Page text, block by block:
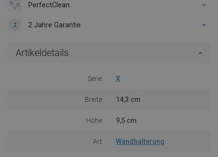
PerfectClean
2 Jahre Garantie
Artikeldetails
Serie X
Breite 14,3 cm
Höhe 9,5 cm
Art Wandhalterung